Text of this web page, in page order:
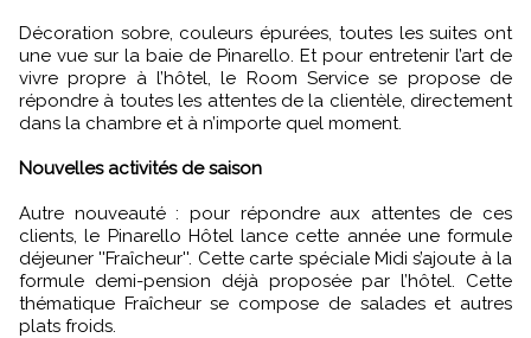
Décoration sobre, couleurs épurées, toutes les suites ont
une vue sur la baie de Pinarello. Et pour entretenir l’art de
vivre propre à l’hôtel, le Room Service se propose de
répondre à toutes les attentes de la clientèle, directement
dans la chambre et à n’importe quel moment.
Nouvelles activités de saison
Autre nouveauté : pour répondre aux attentes de ces
clients, le Pinarello Hôtel lance cette année une formule
déjeuner ''Fraîcheur''. Cette carte spéciale Midi s’ajoute à la
formule demi-pension déjà proposée par l’hôtel. Cette
thématique Fraîcheur se compose de salades et autres
plats froids.